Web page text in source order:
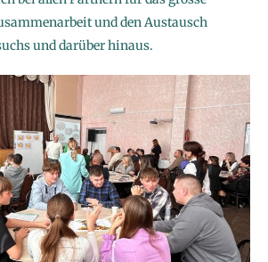
und den Austausch
und darüber hinaus.